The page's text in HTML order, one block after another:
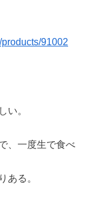
91002
い。
、一度生で食べ
ある。